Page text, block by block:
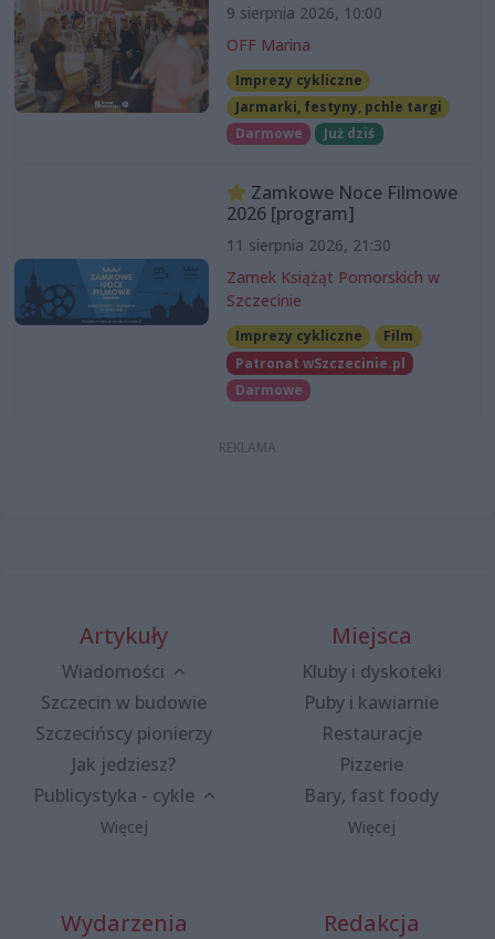
9 sierpnia 2026, 10:00
OFF Marina
Imprezy cykliczne
Jarmarki, festyny, pchle targi
Darmowe
Już dziś
Zamkowe Noce Filmowe
2026 [program]
11 sierpnia 2026, 21:30
Zamek Książąt Pomorskich w
Szczecinie
Imprezy cykliczne
Film
Patronat wSzczecinie.pl
Darmowe
Artykuły
Wiadomości
Szczecin w budowie
Szczecińscy pionierzy
Jak jedziesz?
Publicystyka - cykle
Więcej
Miejsca
Kluby i dyskoteki
Puby i kawiarnie
Restauracje
Pizzerie
Bary, fast foody
Więcej
Wydarzenia Redakcja